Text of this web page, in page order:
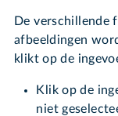
De verschillende
afbeeldingen
klikt op de
Klik op de
niet